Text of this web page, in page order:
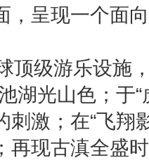
，呈现一个面
顶级游乐设施
湖光山色；于
刺激；在“飞翔
再现古滇全盛